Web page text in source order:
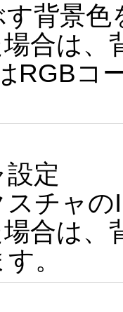
背景
合は、
RGBコ
定
チャ
合は、
。